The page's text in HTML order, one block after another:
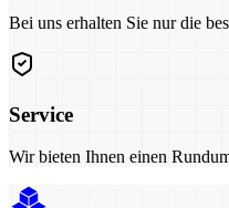
Bei uns erhalten Sie nur die
Service
Wir bieten Ihnen einen